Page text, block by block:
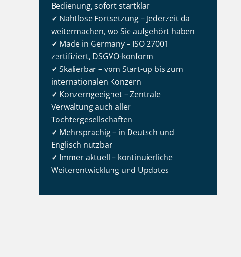
Bedienung, sofort startklar
✓ Nahtlose Fortsetzung – Jederzeit da
weitermachen, wo Sie aufgehört haben
✓ Made in Germany – ISO 27001
zertifiziert, DSGVO-konform
✓Skalierbar – vom Start-up bis zum
internationalen Konzern
✓ Konzerngeeignet – Zentrale
Verwaltung auch aller
Tochtergesellschaften
✓ Mehrsprachig – in Deutsch und
Englisch nutzbar
✓ Immer aktuell – kontinuierliche
Weiterentwicklung und Updates